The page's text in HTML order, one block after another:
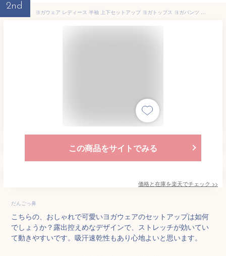
2nd
ヨガウェア レディース 半袖 上下セットアップ ヨガトップス ヨガパンツ 2点セット ヨガTシャツ ピラティスウェア ショートパンツ一体型ヨガレギンス スポーツウェア フィットネスウェア トレーニングウェア 吸汗 速乾 ハイウエスト 体型隠し 伸縮性 薄手 無地
この商品をサイトでみる
価格と在庫を楽天でチェック >>
だんごっ鼻
こちらの、おしゃれで可愛いヨガウェアのセットアップは如何
でしょうか？露出控えめなデザインで、ストレッチが効いてい
て動きやすいです。吸汗速乾性もあり心地よいと思います。